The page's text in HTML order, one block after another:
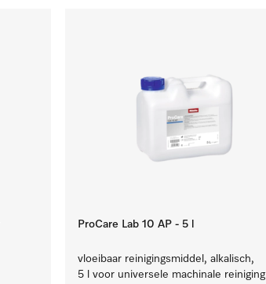
ProCare Lab 10 AP - 5 l
vloeibaar reinigingsmiddel, alkalisch,
5 l voor universele machinale